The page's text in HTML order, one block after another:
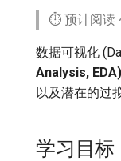
⏱️ 预计阅
数据可视化
Analysis, EDA)
以及潜在的过
学习目标